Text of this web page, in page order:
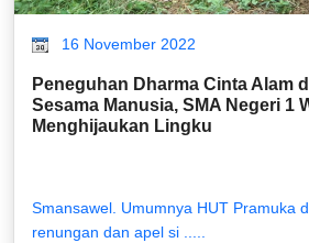
16 November 2022
Peneguhan Dharma Cinta Alam
Sesama Manusia, SMA Negeri 1
Menghijaukan Lingku
Smansawel . Umumnya HUT Pramuka
renungan dan apel si .....